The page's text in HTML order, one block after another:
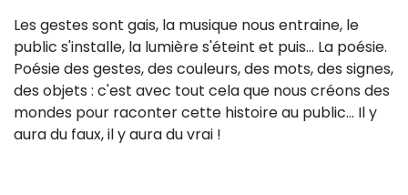
Les gestes sont gais, la musique nous entraine, le
public s'installe, la lumière s'éteint et puis... La poésie.
Poésie des gestes, des couleurs, des mots, des signes,
des objets : c'est avec tout cela que nous créons des
mondes pour raconter cette histoire au public... Il y
aura du faux, il y aura du vrai !